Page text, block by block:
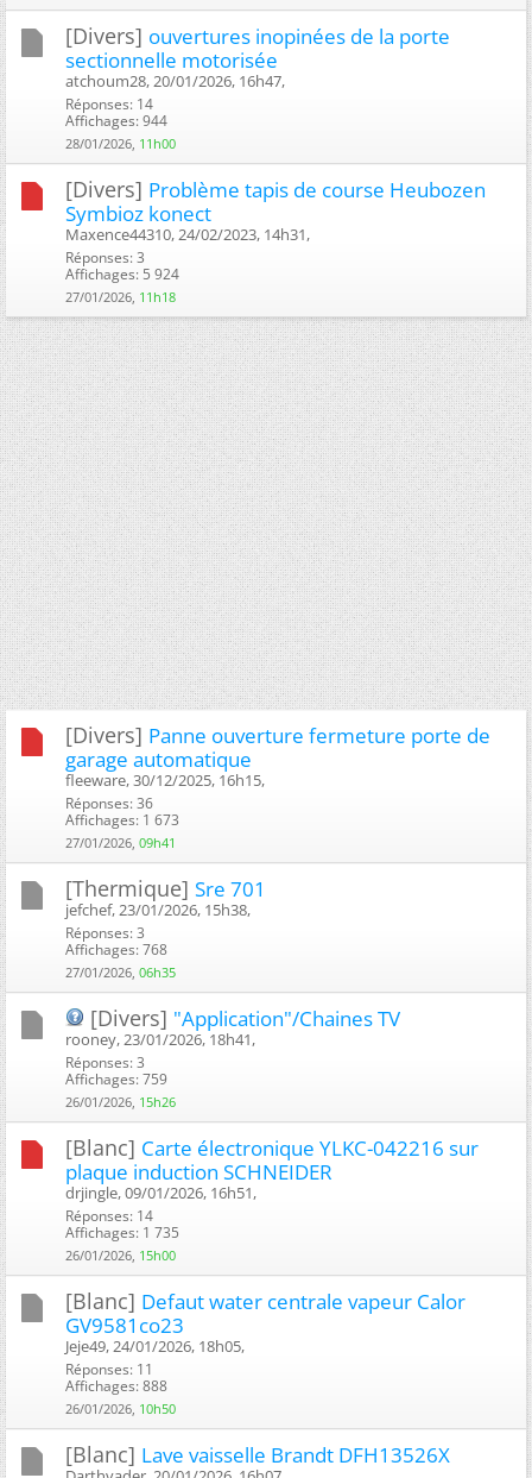
[Divers] ouvertures inopinées de la porte
sectionnelle motorisée
atchoum28, 20/01/2026, 16h47, ‎
Réponses: 14
Affichages: 944
28/01/2026, 11h00
[Divers] Problème tapis de course Heubozen
Symbioz konect
Maxence44310, 24/02/2023, 14h31, ‎
Réponses: 3
Affichages: 5 924
27/01/2026, 11h18
[Divers] Panne ouverture fermeture porte de
garage automatique
fleeware, 30/12/2025, 16h15, ‎
Réponses: 36
Affichages: 1 673
27/01/2026, 09h41
[Thermique] Sre 701
jefchef, 23/01/2026, 15h38, ‎
Réponses: 3
Affichages: 768
27/01/2026, 06h35
[Divers] "Application"/Chaines TV
rooney, 23/01/2026, 18h41, ‎
Réponses: 3
Affichages: 759
26/01/2026, 15h26
[Blanc] Carte électronique YLKC-042216 sur
plaque induction SCHNEIDER
drjingle, 09/01/2026, 16h51, ‎
Réponses: 14
Affichages: 1 735
26/01/2026, 15h00
[Blanc] Defaut water centrale vapeur Calor
GV9581co23
Jeje49, 24/01/2026, 18h05, ‎
Réponses: 11
Affichages: 888
26/01/2026, 10h50
[Blanc] Lave vaisselle Brandt DFH13526X